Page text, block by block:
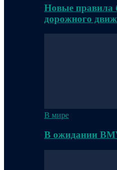
Новые правила
дорожного
В мире
В ожидании